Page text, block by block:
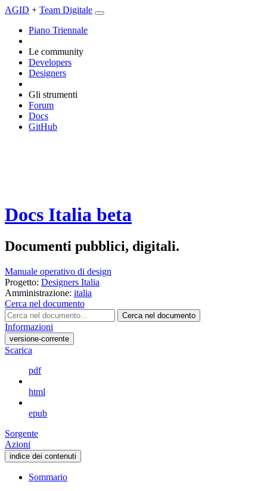
AGID + Team Digitale
Piano Triennale
Le community
Developers
Designers
Gli strumenti
Forum
Docs
GitHub
Docs Italia beta
Documenti pubblici, digitali.
Manuale operativo di design
Progetto: Designers Italia
Amministrazione: italia
Cerca nel documento
Cerca nel documento
Informazioni
versione-corrente
Scarica
pdf
html
epub
Sorgente
Azioni
indice dei contenuti
Sommario